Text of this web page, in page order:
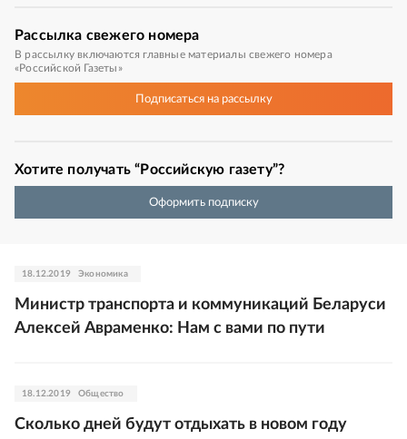
Рассылка свежего номера
В рассылку включаются главные материалы свежего номера
«Российской Газеты»
Подписатьсяна рассылку
Хотите получать “Российскую газету”?
Оформить подписку
18.12.2019 Экономика
Министр транспорта и коммуникаций Беларуси
Алексей Авраменко: Нам с вами по пути
18.12.2019 Общество
Сколько дней будут отдыхать в новом году